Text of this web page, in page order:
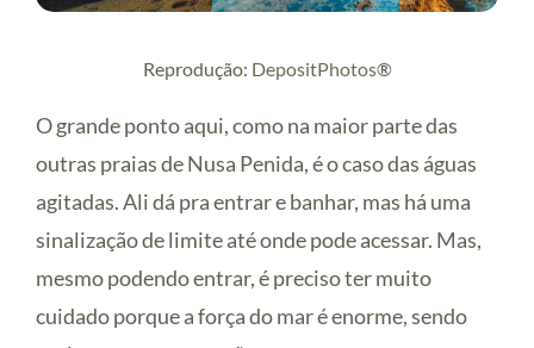
Reprodução: DepositPhotos®
O grande ponto aqui, como na maior parte das
outras praias de Nusa Penida, é o caso das águas
agitadas. Ali dá pra entrar e banhar, mas há uma
sinalização de limite até onde pode acessar. Mas,
mesmo podendo entrar, é preciso ter muito
cuidado porque a força do mar é enorme, sendo